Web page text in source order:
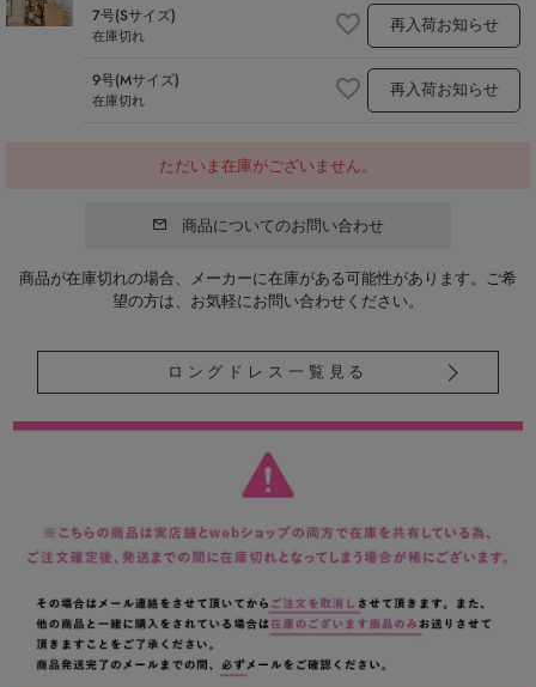
7号(Sサイズ)
在庫切れ 再入荷お知らせ
9号(Mサイズ)
在庫切れ 再入荷お知らせ
ただいま在庫がございません。
商品についてのお問い合わせ
商品が在庫切れの場合、メーカーに在庫がある可能性があります。ご希
望の方は、お気軽にお問い合わせください。
ロングドレス一覧見る